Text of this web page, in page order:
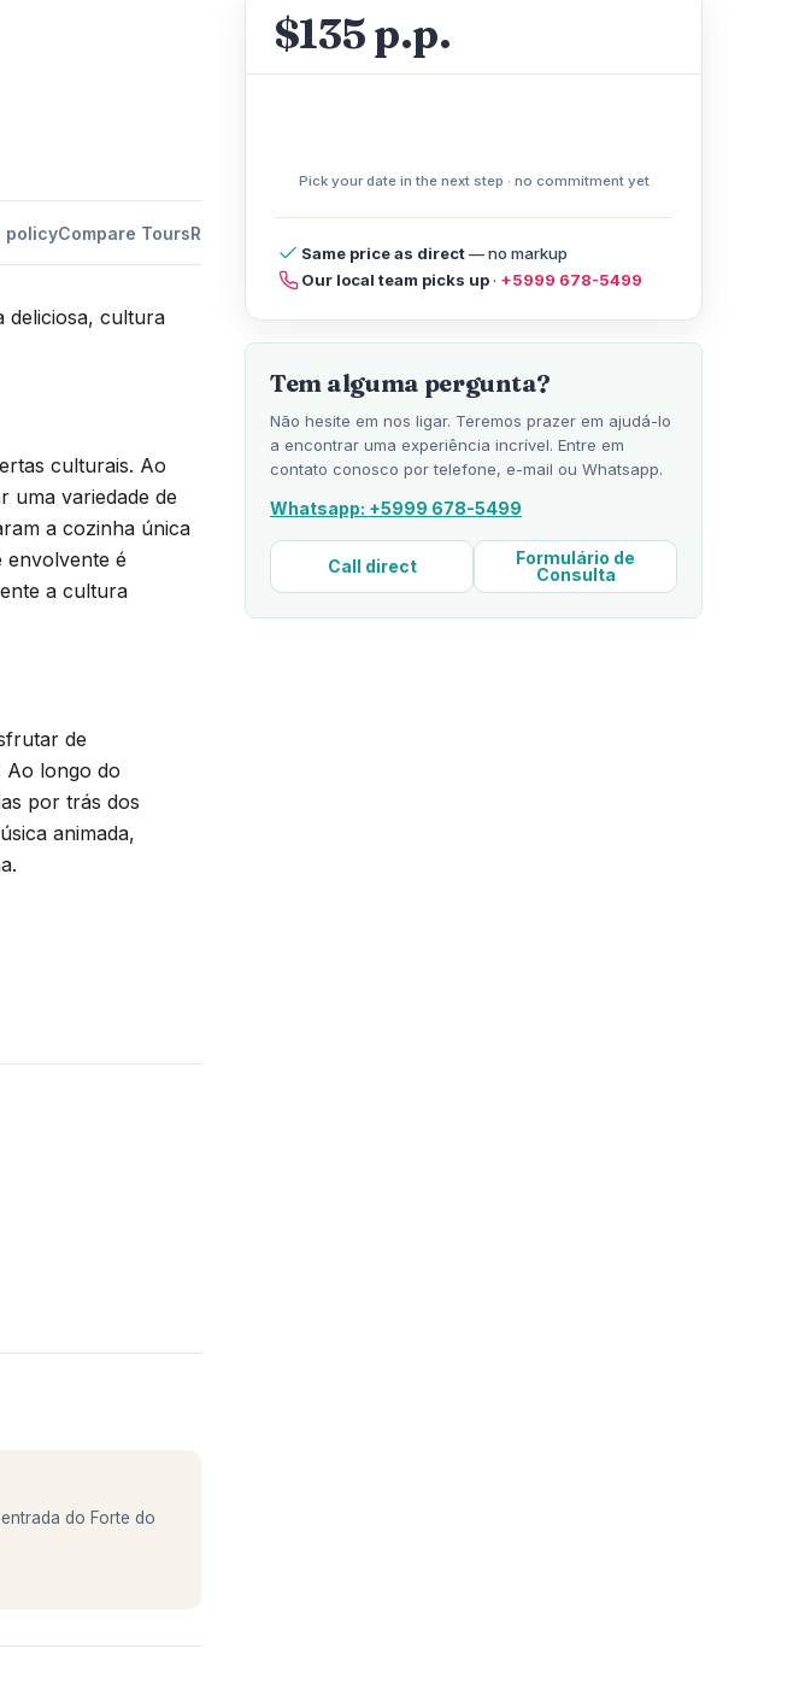
policyCompare ToursReviews
deliciosa, cultura
culturais. Ao
uma variedade de
a cozinha única
envolvente é
a cultura
de
Ao longo do
por trás dos
animada,
do Forte do
$135 p.p.
Pick your date in the next step · no commitment yet
Same price as direct— no markup
Our local team picks up· +5999 678-5499
Tem alguma pergunta?
Não hesite em nos ligar. Teremos prazer em ajudá-lo
a encontrar uma experiência incrível. Entre em
contato conosco por telefone, e-mail ou Whatsapp.
Whatsapp: +5999 678-5499
Call direct
Formulário de
Consulta